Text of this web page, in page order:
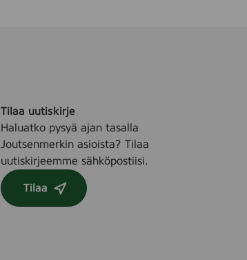
Tilaa uutiskirje
Haluatko pysyä ajan tasalla
Joutsenmerkin asioista? Tilaa
uutiskirjeemme sähköpostiisi.
Tilaa